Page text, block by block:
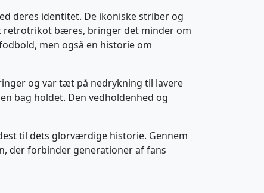
deres identitet. De ikoniske striber og
retrotrikot bæres, bringer det minder om
men også en historie om
og var tæt på nedrykning til lavere
bag holdet. Den vedholdenhed og
til dets glorværdige historie. Gennem
der forbinder generationer af fans